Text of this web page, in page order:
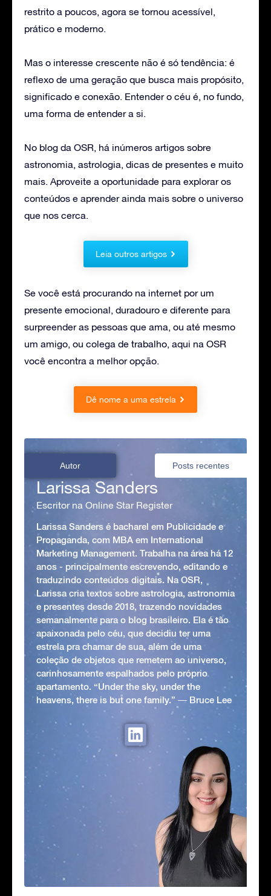
restrito a poucos, agora se tornou acessível,
prático e moderno.
Mas o interesse crescente não é só tendência: é
reflexo de uma geração que busca mais propósito,
significado e conexão. Entender o céu é, no fundo,
uma forma de entender a si.
No blog da OSR, há inúmeros artigos sobre
astronomia, astrologia, dicas de presentes e muito
mais. Aproveite a oportunidade para explorar os
conteúdos e aprender ainda mais sobre o universo
que nos cerca.
Leia outros artigos
Se você está procurando na internet por um
presente emocional, duradouro e diferente para
surpreender as pessoas que ama, ou até mesmo
um amigo, ou colega de trabalho, aqui na OSR
você encontra a melhor opção.
Dê nome a uma estrela
Autor Posts recentes
Larissa Sanders
Escritor na Online Star Register
Larissa Sanders é bacharel em Publicidade e
Propaganda, com MBA em International
Marketing Management. Trabalha na área há 12
anos - principalmente escrevendo, editando e
traduzindo conteúdos digitais. Na OSR,
Larissa cria textos sobre astrologia, astronomia
e presentes desde 2018, trazendo novidades
semanalmente para o blog brasileiro. Ela é tão
apaixonada pelo céu, que decidiu ter uma
estrela pra chamar de sua, além de uma
coleção de objetos que remetem ao universo,
carinhosamente espalhados pelo próprio
apartamento. “Under the sky, under the
heavens, there is but one family.” ― Bruce Lee